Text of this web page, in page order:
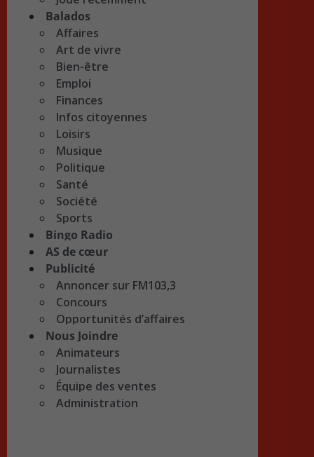
Balados
Affaires
Art de vivre
Bien-être
Emploi
Finances
Infos citoyennes
Loisirs
Musique
Politique
Santé
Société
Sports
Bingo Radio
AS de cœur
Publicité
Annoncer sur FM103,3
Concours
Opportunités d’affaires
Nous Joindre
Animateurs
Journalistes
Équipe des ventes
Administration